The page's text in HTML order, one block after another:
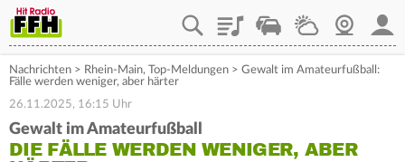
PlaylistStaupilotWetterWebcam
Nachrichten > Rhein-Main, Top-Meldungen > Gewalt im Amateurfußball:
Fälle werden weniger, aber härter
26.11.2025, 16:15 Uhr
Gewalt im Amateurfußball
DIE FÄLLE WERDEN WENIGER, ABER